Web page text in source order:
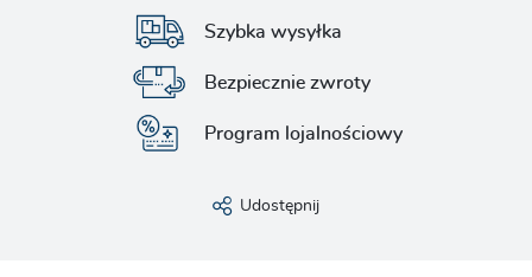
Szybka wysyłka
Bezpiecznie zwroty
Program lojalnościowy
Udostępnij